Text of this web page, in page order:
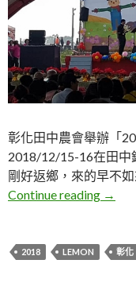
彰化田中農會舉辦「
2018/12/15-16在田中
剛好返鄉，來的早不
Continue reading 彰化
→
2018 LEMON 彰化